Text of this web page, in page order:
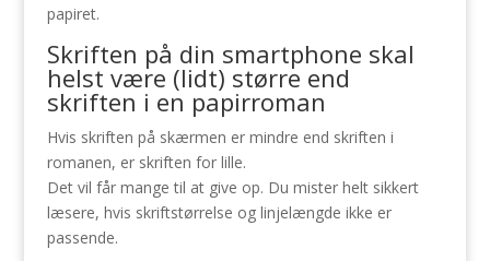
papiret.
Skriften på din smartphone skal
helst være (lidt) større end
skriften i en papirroman
Hvis skriften på skærmen er mindre end skriften i
romanen, er skriften for lille.
Det vil får mange til at give op. Du mister helt sikkert
læsere, hvis skriftstørrelse og linjelængde ikke er
passende.